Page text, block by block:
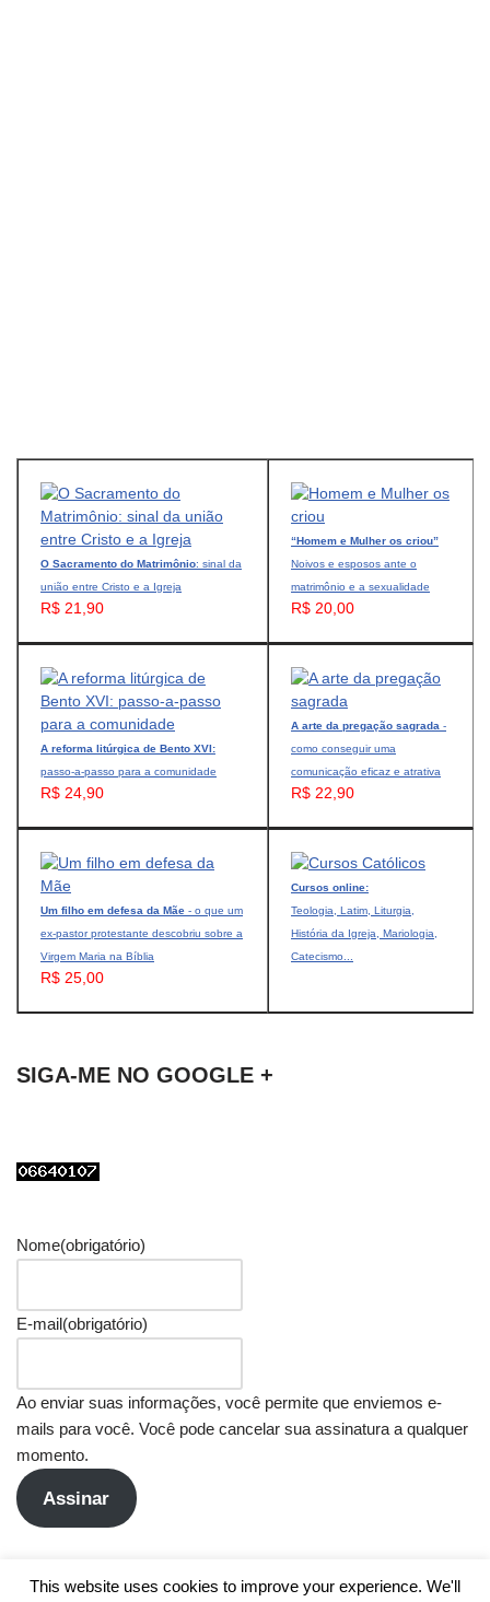
O Sacramento do Matrimônio: sinal da
união entre Cristo e a Igreja
R$ 21,90
“Homem e Mulher os criou”
Noivos e esposos ante o
matrimônio e a sexualidade
R$ 20,00
A reforma litúrgica de Bento XVI:
passo-a-passo para a comunidade
R$ 24,90
A arte da pregação sagrada -
como conseguir uma
comunicação eficaz e atrativa
R$ 22,90
Um filho em defesa da Mãe - o que um
ex-pastor protestante descobriu sobre a
Virgem Maria na Bíblia
R$ 25,00
Cursos online:
Teologia, Latim, Liturgia,
História da Igreja, Mariologia,
Catecismo...
SIGA-ME NO GOOGLE +
Nome(obrigatório)
E-mail(obrigatório)
Ao enviar suas informações, você permite que enviemos e-
mails para você. Você pode cancelar sua assinatura a qualquer
momento.
Assinar
This website uses cookies to improve your experience. We'll